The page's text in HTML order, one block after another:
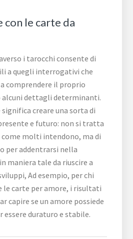
con le carte da
i tarocchi consente di
a quegli interrogativi che
a comprendere il proprio
alcuni dettagli determinanti.
creare una sorta di
e futuro: non si tratta
come molti intendono, ma di
per addentrarsi nella
maniera tale da riuscire a
Ad esempio, per chi
le carte per amore, i risultati
capire se un amore possiede
duraturo e stabile.